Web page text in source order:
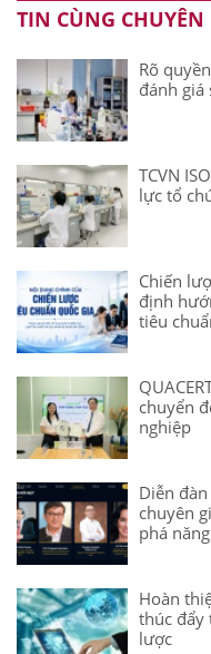
TIN CÙNG CHUYÊN
Rõ
đánh
TCVN
lực tổ
Chiến
định
tiêu
chuyển
nghiệp
Diễn
chuyên
phá
Hoàn
thúc đẩy
lược